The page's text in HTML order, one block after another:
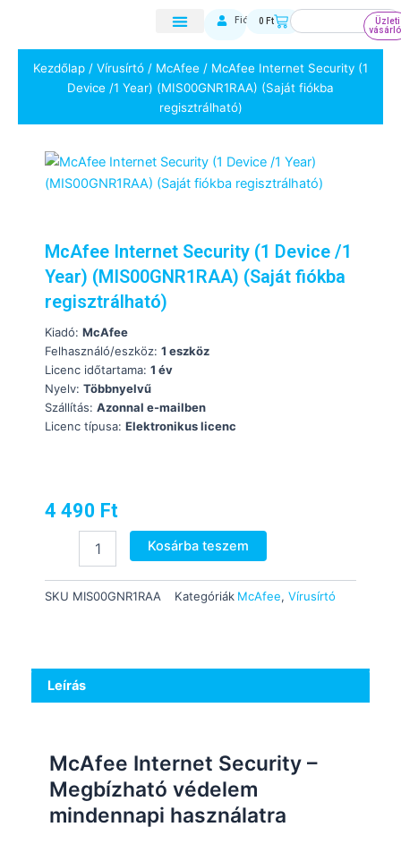
content
Fiókom
0 FtKosárKeresés
Üzleti
Kezdőlap / Vírusírtó / McAfee / McAfee Internet Security (1
Device /1 Year) (MIS00GNR1RAA) (Saját fiókba
regisztrálható)
McAfee Internet Security (1 Device /1
Year) (MIS00GNR1RAA) (Saját fiókba
regisztrálható)
Kiadó: McAfee
Felhasználó/eszköz: 1 eszköz
Licenc időtartama: 1 év
Nyelv: Többnyelvű
Szállítás: Azonnal e-mailben
Licenc típusa: Elektronikus licenc
4 490 Ft
(1
(Saját
fiókba
Kosárba teszem
SKU MIS00GNR1RAA Kategóriák McAfee, Vírusírtó
Leírás
McAfee Internet Security –
Megbízható védelem
mindennapi használatra